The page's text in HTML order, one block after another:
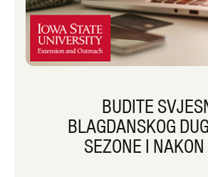
BUDITE
BLAGDANSKOG
SEZONE I